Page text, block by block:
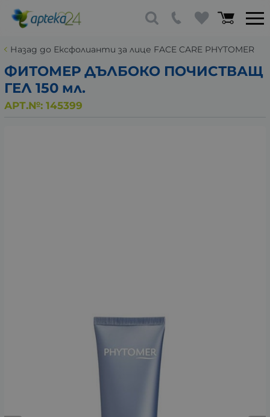
Назад до Ексфолианти за лице FACE CARE PHYTOMER
ФИТОМЕР ДЪЛБОКО ПОЧИСТВАЩ
ГЕЛ 150 мл.
АРТ.№: 145399